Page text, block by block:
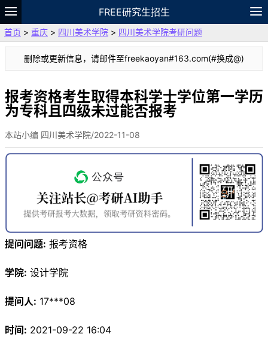
FREE研究生招生
题库
故事 专题 APP 笔记
论坛
VIP
资料
首页 > 重庆 > 四川美术学院 > 四川美术学院考研问题
删除或更新信息，请邮件至freekaoyan#163.com(#换成@)
报考资格考生取得本科学士学位第一学历
为专科且四级未过能否报考
本站小编 四川美术学院/2022-11-08
提问问题: 报考资格
学院: 设计学院
提问人: 17***08
时间: 2021-09-22 16:04